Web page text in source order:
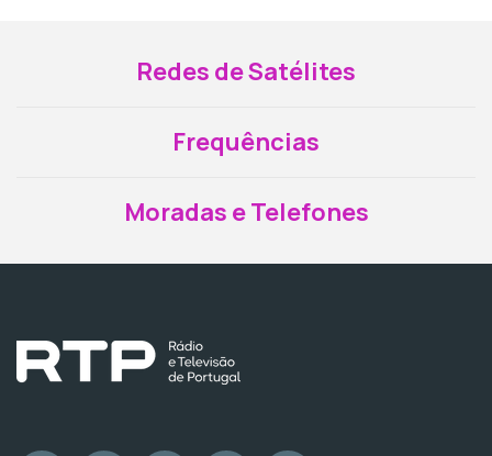
Redes de Satélites
Frequências
Moradas e Telefones